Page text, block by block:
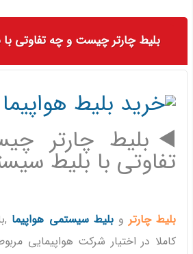
◀️بلیط چارتر
تفاوتی با بلیط
بلیط چارتر و بلیط سیستمی هواپیما
کاملا در اختیار شرکت هواپیمایی